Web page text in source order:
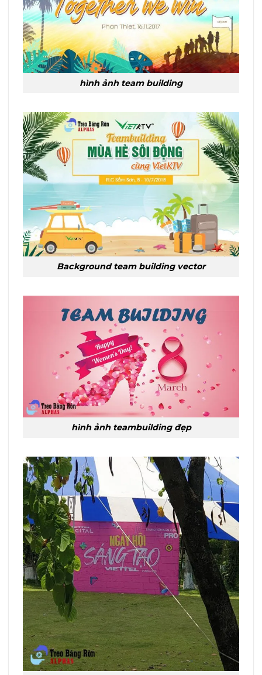
hình ảnh team building
Background team building vector
hình ảnh teambuilding đẹp